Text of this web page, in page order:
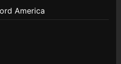
America